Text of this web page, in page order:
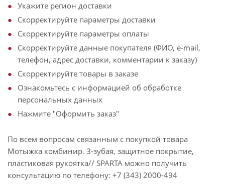
Укажите регион доставки
Скорректируйте параметры доставки
Скорректируйте параметры оплаты
Скорректируйте данные покупателя (ФИО, e-mail,
телефон, адрес доставки, комментарии к заказу)
Скорректируйте товары в заказе
Ознакомьтесь с информацией об обработке
персональных данных
Нажмите "Оформить заказ"
По всем вопросам связанным с покупкой товара
Мотыжка комбинир. 3-зубая, защитное покрытие,
пластиковая рукоятка// SPARTA можно получить
консультацию по телефону: +7 (343) 2000-494